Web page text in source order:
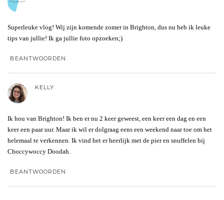
Superleuke vlog! Wij zijn komende zomer in Brighton, dus nu heb ik leuke
tips van jullie! Ik ga jullie foto opzoeken;)
BEANTWOORDEN
KELLY
Ik hou van Brighton! Ik ben er nu 2 keer geweest, een keer een dag en een
keer een paar uur. Maar ik wil er dolgraag eens een weekend naar toe om het
helemaal te verkennen. Ik vind het er heerlijk met de pier en snuffelen bij
Choccywoccy Doodah.
BEANTWOORDEN